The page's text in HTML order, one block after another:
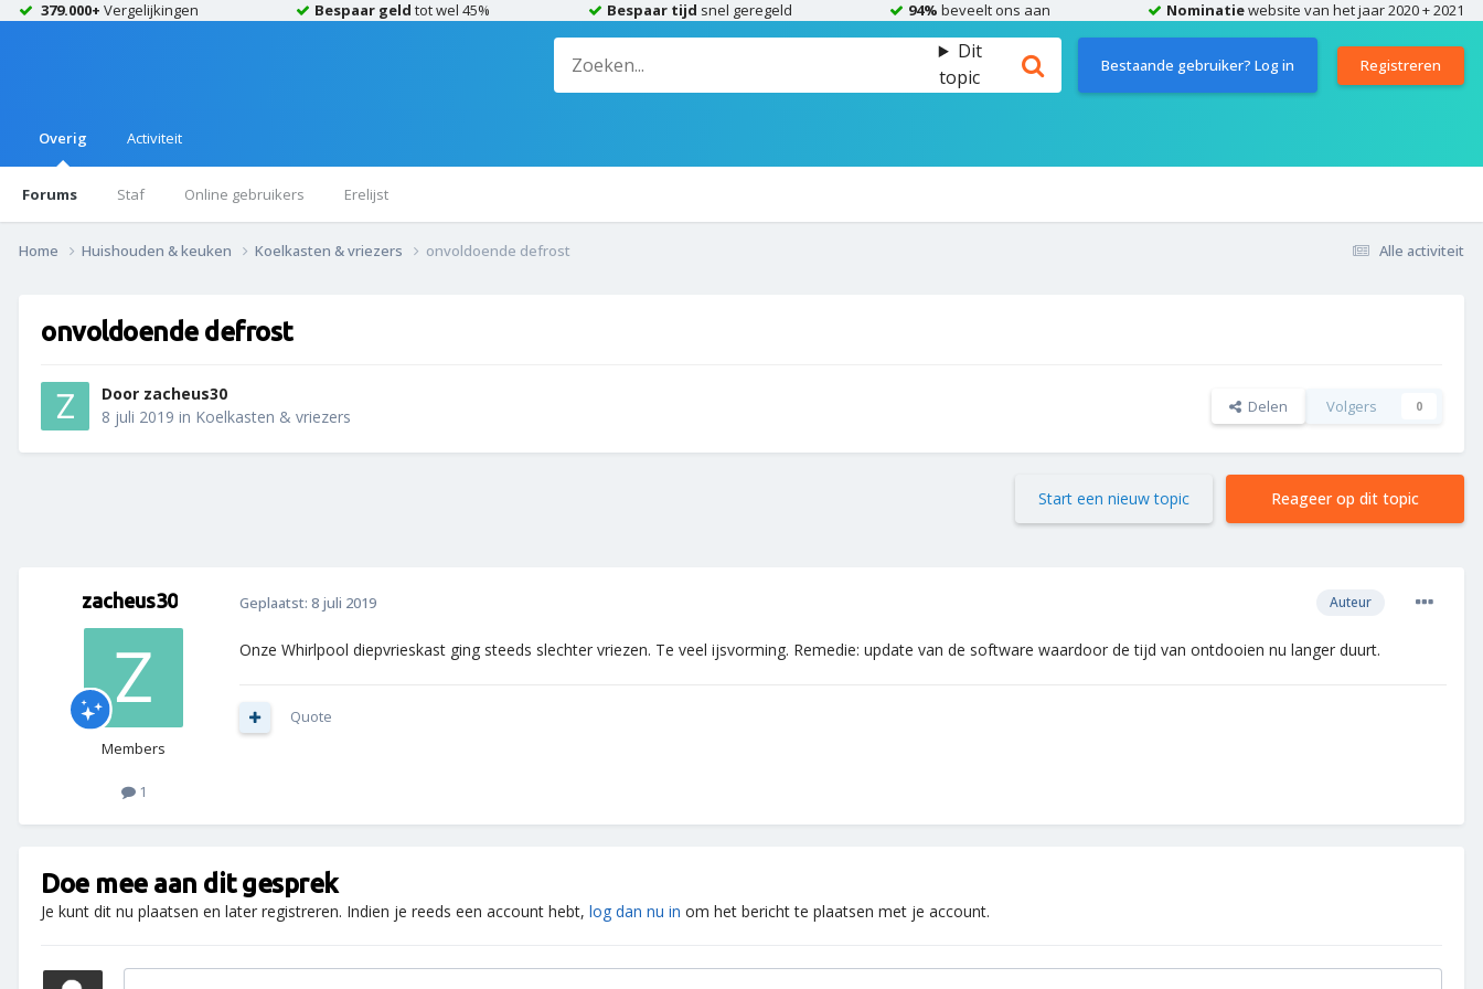
379.000+ Vergelijkingen Bespaar geld tot wel 45% Bespaar tijd snel geregeld 94% beveelt ons aan Nominatiewebsite van het jaar 2020 + 2021
Dit
topic
Bestaande gebruiker? Log in Registreren
Overig
Forums Staf Online gebruikers Erelijst
Activiteit
Alle activiteit
Home Huishouden & keuken Koelkasten & vriezers onvoldoende defrost
onvoldoende defrost
Door zacheus30
8 juli 2019 in Koelkasten & vriezers Delen Volgers 0
Reageer op dit topic
Start een nieuw topic
zacheus30
Members
1
Auteur
Geplaatst: 8 juli 2019
Onze Whirlpool diepvrieskast ging steeds slechter vriezen. Te veel ijsvorming. Remedie: update van de software waardoor de tijd van ontdooien nu langer duurt.
Quote
Doe mee aan dit gesprek
Je kunt dit nu plaatsen en later registreren. Indien je reeds een account hebt, log dan nu in om het bericht te plaatsen met je account.